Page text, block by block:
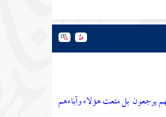
يرجعون بل متعت هؤلاء وآباءهم